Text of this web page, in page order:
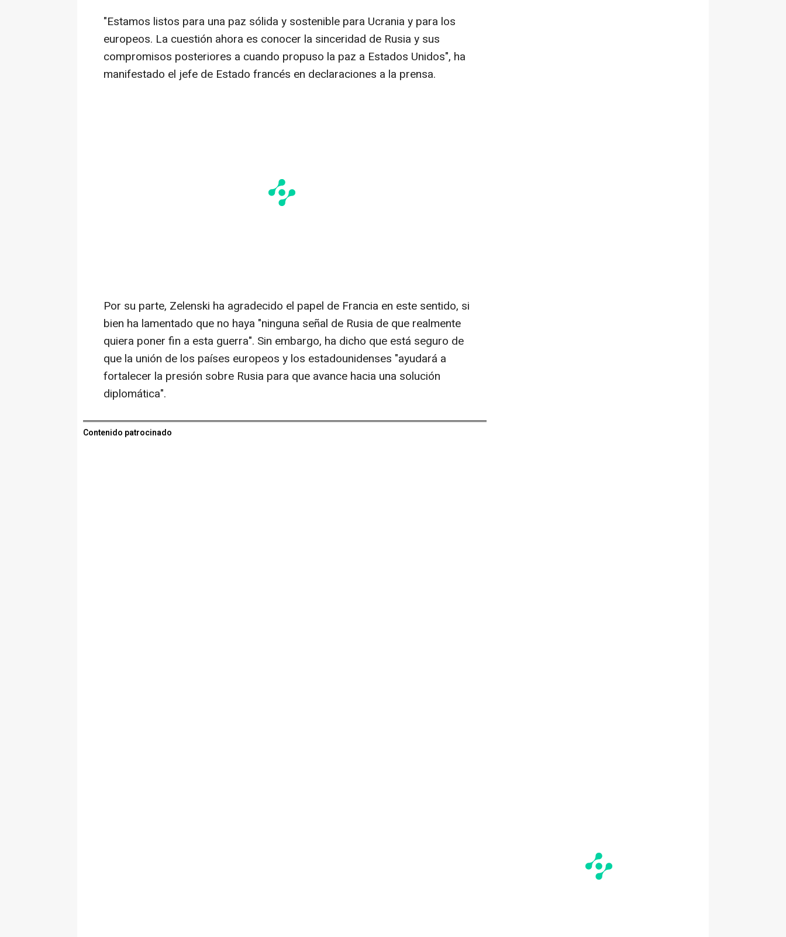
"Estamos listos para una paz sólida y sostenible para Ucrania y para los
europeos. La cuestión ahora es conocer la sinceridad de Rusia y sus
compromisos posteriores a cuando propuso la paz a Estados Unidos", ha
manifestado el jefe de Estado francés en declaraciones a la prensa.
Por su parte, Zelenski ha agradecido el papel de Francia en este sentido, si
bien ha lamentado que no haya "ninguna señal de Rusia de que realmente
quiera poner fin a esta guerra". Sin embargo, ha dicho que está seguro de
que la unión de los países europeos y los estadounidenses "ayudará a
fortalecer la presión sobre Rusia para que avance hacia una solución
diplomática".
Contenido patrocinado